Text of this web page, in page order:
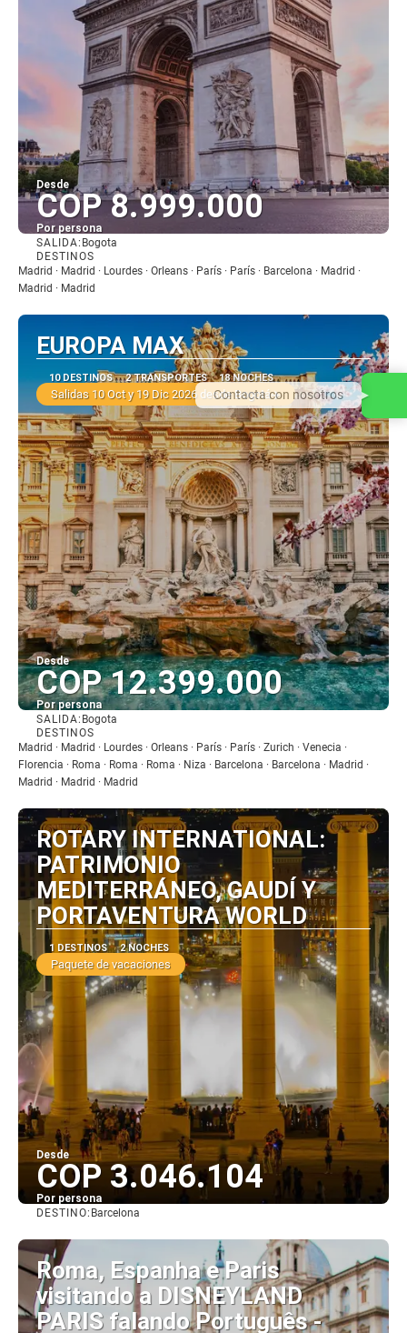
Desde
COP 8.999.000
Por persona
SALIDA: Bogota
DESTINOS
Madrid · Madrid · Lourdes · Orleans · París · París · Barcelona · Madrid ·
Madrid · Madrid
EUROPA MAX
10 DESTINOS 2 TRANSPORTES 18 NOCHES
Salidas 10 Oct y 19 Dic 2026 desde Bogotá✈️
Desde
COP 12.399.000
Por persona
SALIDA: Bogota
DESTINOS
Madrid · Madrid · Lourdes · Orleans · París · París · Zurich · Venecia ·
Florencia · Roma · Roma · Roma · Niza · Barcelona · Barcelona · Madrid ·
Madrid · Madrid · Madrid
ROTARY INTERNATIONAL:
PATRIMONIO
MEDITERRÁNEO, GAUDÍ Y
PORTAVENTURA WORLD
1 DESTINOS 2 NOCHES
Paquete de vacaciones
Desde
COP 3.046.104
Por persona
DESTINO: Barcelona
Roma, Espanha e Paris
visitando a DISNEYLAND
PARIS falando Português -
Contacta con nosotros